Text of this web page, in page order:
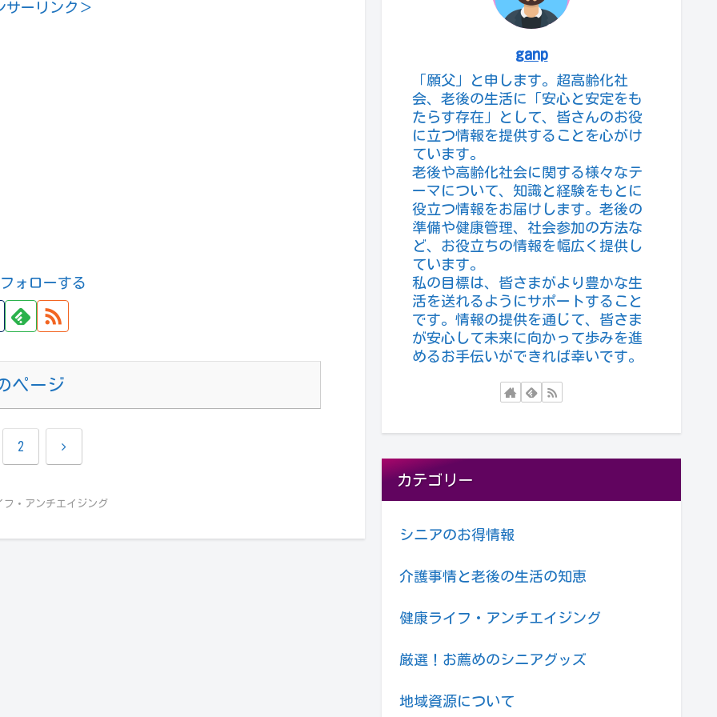
サーリンク＞
ォローする
ページ
2 次
フ・アンチエイジング
ganp
「願父」と申します。超高齢化社
会、老後の生活に「安心と安定をも
たらす存在」として、皆さんのお役
に立つ情報を提供することを心がけ
ています。
老後や高齢化社会に関する様々なテ
ーマについて、知識と経験をもとに
役立つ情報をお届けします。老後の
準備や健康管理、社会参加の方法な
ど、お役立ちの情報を幅広く提供し
ています。
私の目標は、皆さまがより豊かな生
活を送れるようにサポートすること
です。情報の提供を通じて、皆さま
が安心して未来に向かって歩みを進
めるお手伝いができれば幸いです。
カテゴリー
シニアのお得情報
介護事情と老後の生活の知恵
健康ライフ・アンチエイジング
厳選！お薦めのシニアグッズ
地域資源について